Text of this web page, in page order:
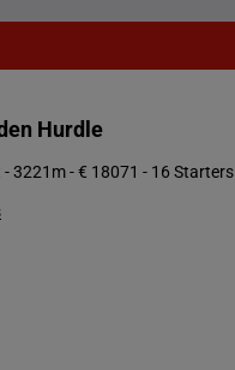
Hurdle
3221m - € 18071 - 16 Starters